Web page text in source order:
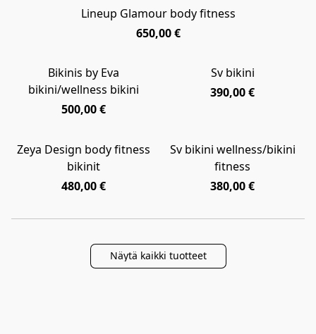
Lineup Glamour body fitness
650,00 €
Sv bikini
390,00 €
Bikinis by Eva
bikini/wellness bikini
500,00 €
NEW
Sv bikini wellness/bikini
fitness
380,00 €
NEW
Zeya Design body fitness
bikinit
480,00 €
Näytä kaikki tuotteet